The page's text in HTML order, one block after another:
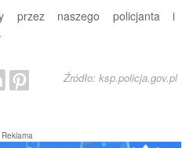
przez naszego policjanta i
Źródło: ksp.policja.gov.pl
Reklama